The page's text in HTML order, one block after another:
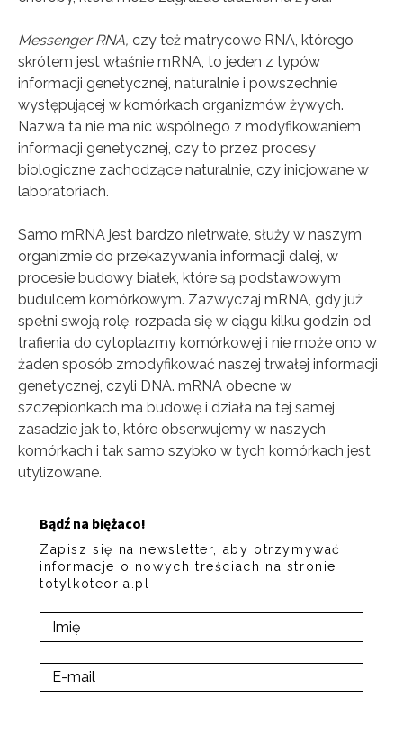
Messenger RNA, czy też matrycowe RNA, którego
skrótem jest właśnie mRNA, to jeden z typów
informacji genetycznej, naturalnie i powszechnie
występującej w komórkach organizmów żywych.
Nazwa ta nie ma nic wspólnego z modyfikowaniem
informacji genetycznej, czy to przez procesy
biologiczne zachodzące naturalnie, czy inicjowane w
laboratoriach.
Samo mRNA jest bardzo nietrwałe, służy w naszym
organizmie do przekazywania informacji dalej, w
procesie budowy białek, które są podstawowym
budulcem komórkowym. Zazwyczaj mRNA, gdy już
spełni swoją rolę, rozpada się w ciągu kilku godzin od
trafienia do cytoplazmy komórkowej i nie może ono w
żaden sposób zmodyfikować naszej trwałej informacji
genetycznej, czyli DNA. mRNA obecne w
szczepionkach ma budowę i działa na tej samej
zasadzie jak to, które obserwujemy w naszych
komórkach i tak samo szybko w tych komórkach jest
utylizowane.
Bądź na biężaco!
Zapisz się na newsletter, aby otrzymywać
informacje o nowych treściach na stronie
totylkoteoria.pl